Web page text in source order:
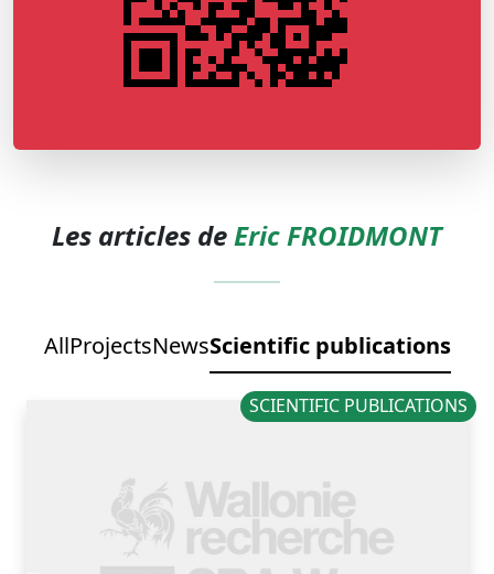
Les articles deEric FROIDMONT
AllProjectsNewsScientific publications
SCIENTIFIC PUBLICATIONS